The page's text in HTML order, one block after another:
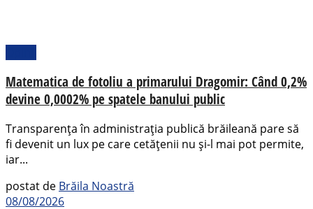
Matematica de fotoliu a primarului Dragomir: Când 0,2%
devine 0,0002% pe spatele banului public
Transparența în administrația publică brăileană pare să
fi devenit un lux pe care cetățenii nu și-l mai pot permite,
iar...
postat de Brăila Noastră
08/08/2026